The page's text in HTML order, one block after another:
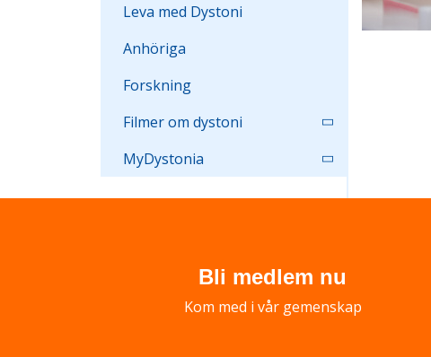
Leva med Dystoni
Anhöriga
Forskning
Filmer om dystoni
MyDystonia
Bli medlem nu
Kom med i vår gemenskap